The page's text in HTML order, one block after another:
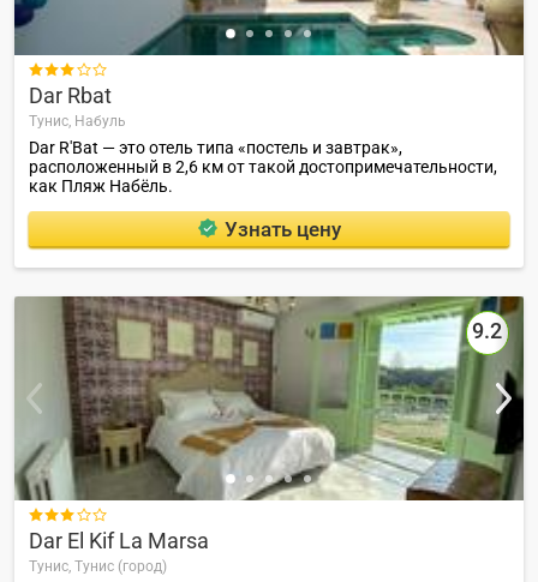

Dar Rbat
Тунис, Набуль
Dar R'Bat — это отель типа «постель и завтрак»,
расположенный в 2,6 км от такой достопримечательности,
как Пляж Набёль.
Узнать цену
9.2

Dar El Kif La Marsa
Тунис, Тунис (город)